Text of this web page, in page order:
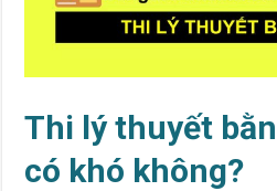
thuyết
nhanh
dễ
Thi lý thuyết
có khó không?